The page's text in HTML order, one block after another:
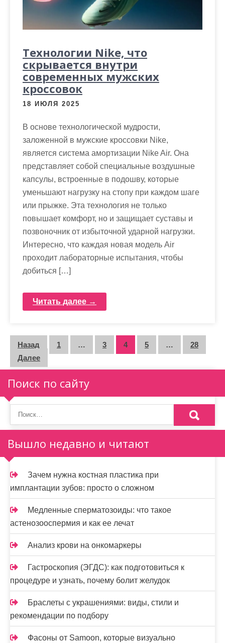
Технологии Nike, что
скрывается внутри
современных мужских
кроссовок
18 ИЮЛЯ 2025
В основе технологической мудрости,
заложенной в мужские кроссовки Nike,
является система амортизации Nike Air. Она
представляет собой специальные воздушные
капсулы, встроенные в подошву, которые
уменьшают нагрузку на стопу при каждом шаге
или прыжке. Эта технология не только
повышает комфорт, но и защищает суставы и
позвоночник от избыточной ударной нагрузки.
Интересно, что каждая новая модель Air
проходит лабораторные испытания, чтобы
добиться […]
Читать далее →
П
а
г
и
н
а
ц
и
я
з
а
п
и
с
е
й
Назад 1 … 3 4 5 …
28
Далее
Поиск по сайту
Вышло недавно и читают
Зачем нужна костная пластика при
имплантации зубов: просто о сложном
Медленные сперматозоиды: что такое
астенозооспермия и как ее лечат
Анализ крови на онкомаркеры
Гастроскопия (ЭГДС): как подготовиться к
процедуре и узнать, почему болит желудок
Браслеты с украшениями: виды, стили и
рекомендации по подбору
Фасоны от Samoon, которые визуально